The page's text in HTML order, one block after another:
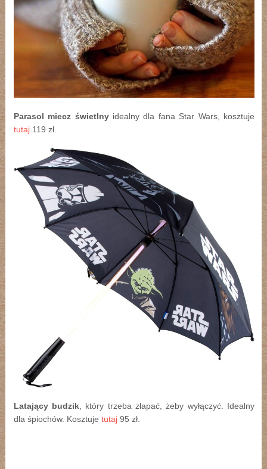
Parasol miecz świetlnyidealny dla fana Star Wars, kosztuje
tutaj119 zł.
Latający budzik , który trzeba złapać, żeby wyłączyć. Idealny
dla śpiochów. Kosztuje tutaj95 zł.